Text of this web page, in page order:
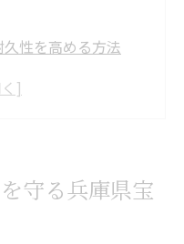
性を高める方法
に必要な理由
見極める方法
者の特徴とは
守る兵庫県宝